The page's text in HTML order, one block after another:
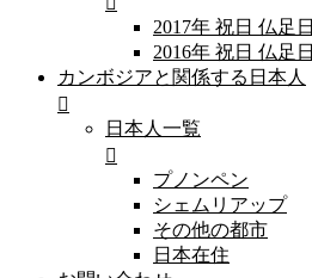
2017年 祝日 仏足日
2016年 祝日 仏足日
カンボジアと関係する日本人
日本人一覧
プノンペン
シェムリアップ
その他の都市
日本在住